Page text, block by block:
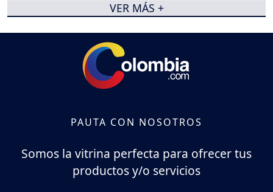
VER MÁS +
PAUTA CON NOSOTROS
Somos la vitrina perfecta para ofrecer tus
productos y/o servicios